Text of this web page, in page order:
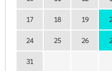
17 18 19
24 25 26
31